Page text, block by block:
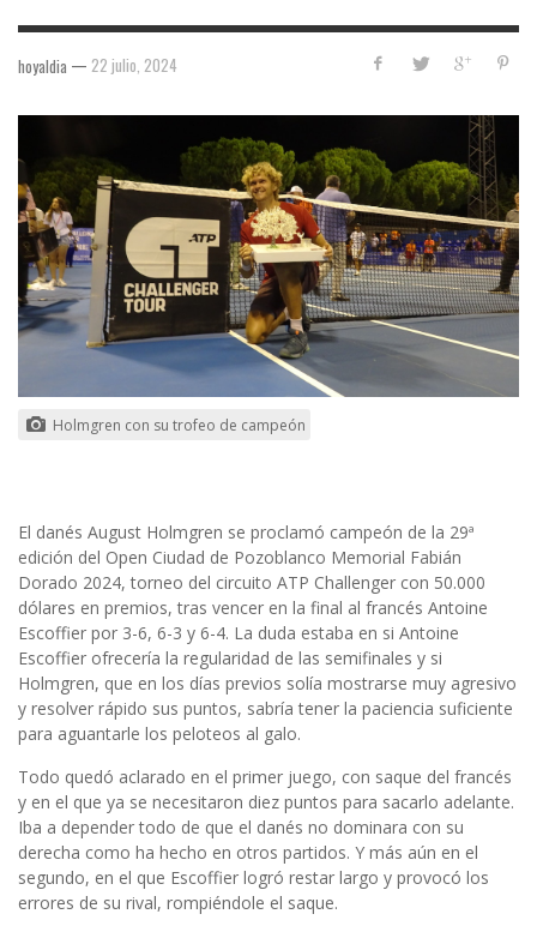
hoyaldia — 22 julio, 2024
Holmgren con su trofeo de campeón
El danés August Holmgren se proclamó campeón de la 29ª
edición del Open Ciudad de Pozoblanco Memorial Fabián
Dorado 2024, torneo del circuito ATP Challenger con 50.000
dólares en premios, tras vencer en la final al francés Antoine
Escoffier por 3-6, 6-3 y 6-4. La duda estaba en si Antoine
Escoffier ofrecería la regularidad de las semifinales y si
Holmgren, que en los días previos solía mostrarse muy agresivo
y resolver rápido sus puntos, sabría tener la paciencia suficiente
para aguantarle los peloteos al galo.
Todo quedó aclarado en el primer juego, con saque del francés
y en el que ya se necesitaron diez puntos para sacarlo adelante.
Iba a depender todo de que el danés no dominara con su
derecha como ha hecho en otros partidos. Y más aún en el
segundo, en el que Escoffier logró restar largo y provocó los
errores de su rival, rompiéndole el saque.